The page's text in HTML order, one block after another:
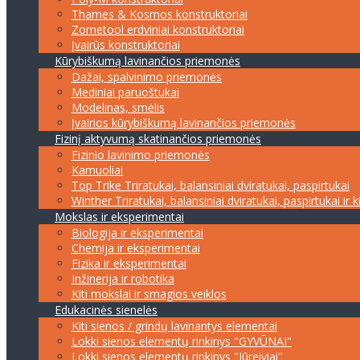
Thames & Kosmos konstruktoriai
Zometool erdviniai konstruktoriai
Įvairūs konstruktoriai
Kūrybiškumą lavinančios priemonės
Dažai, spalvinimo priemonės
Mediniai paruoštukai
Modelinas, smėlis
Įvairios kūrybiškumą lavinančios priemonės
Fizinį aktyvumą skatinančios priemonės
Fizinio lavinimo priemonės
Kamuoliai
Top Trike Triratukai, balansiniai dviratukai, paspirtukai
Winther Triratukai, balansiniai dviratukai, paspirtukai ir
Mokslas ir eksperimentai
Biologija ir eksperimentai
Chemija ir eksperimentai
Fizika ir eksperimentai
Inžinerija ir robotika
Kiti mokslai ir smagios veiklos
Edukacinės sienelės
Kiti sienos / grindų lavinantys elementai
Lokki sienos elementų rinkinys "GYVŪNAI"
Lokki sienos elementų rinkinys "Jūreiviai"